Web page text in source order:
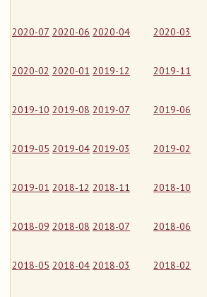
2020-07 2020-06 2020-04 2020-03
2020-02 2020-01 2019-12 2019-11
2019-10 2019-08 2019-07 2019-06
2019-05 2019-04 2019-03 2019-02
2019-01 2018-12 2018-11 2018-10
2018-09 2018-08 2018-07 2018-06
2018-05 2018-04 2018-03 2018-02